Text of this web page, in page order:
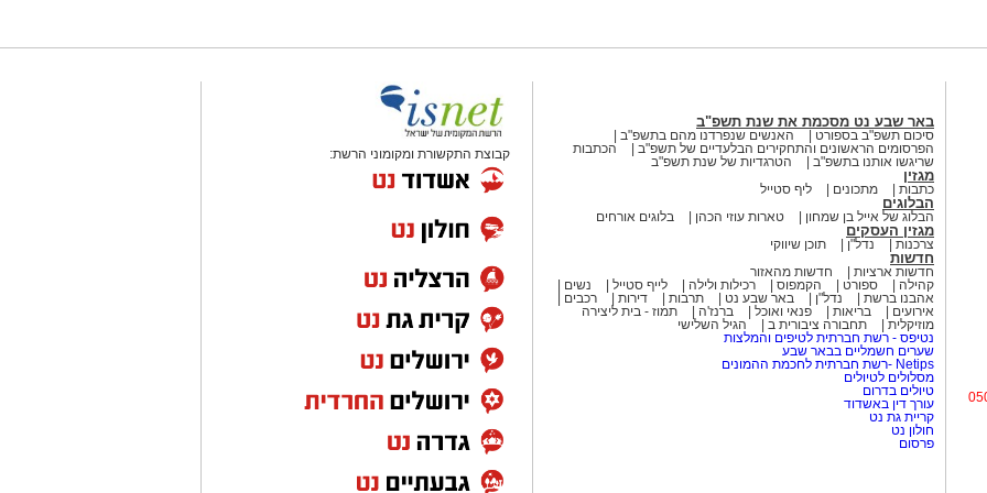
בכירי כללית וסורוקה
של הצוותים
טיפול איכותי גם
סורוקה מקבוצת כללית, צוין
לאחר תקופה ממושכת שבה פעלה
העברת המטופלים והציוד, והמחלקה
כחלק מהיערכות מוקדמת של סורוקה
כלל המחלקות הפנימיות למתחם
בבניין הכירורגי הצפוני, וגרם
בין היתר נפגעו מערכות חיוניות
מערכות המיזוג והמעליות - כולן
ושיפוץ מקיפות בקומת המחלקות
באר שבע נט מסכמת את שנת תשפ"ב
סיכום תשפ"ב בספורט
האנשים שנפרדנו מהם בתשפ"ב
הפרסומים הראשונים והתחקירים הבלעדיים של תשפ"ב
הכתבות
שריגשו אותנו בתשפ"ב
הטרגדיות של שנת תשפ"ב
מגזין
כתבות מתכונים ליף סטייל
הבלוגים
הבלוג של אייל בן שמחון טארות עוזי הכהן בלוגים אורחים
מגזין העסקים
צרכנות נדל"ן תוכן שיווקי
חדשות
חדשות ארציות
חדשות מהאזור
קהילה
ספורט הקמפוס רכילות ולילה לייף סטייל
נשים
אהבנו ברשת
נדל"ן באר שבע נט תרבות דירות
רכבים
אירועים
בריאות פנאי ואוכל ברנז'ה
תמוז - בית ליצירה
מוזיקלית
תחבורה ציבורית ב
הגיל השלישי
נטיפס - רשת חברתית לטיפים והמלצות
שערים חשמליים בבאר שבע
Netips -רשת חברתית לחכמת ההמונים
מסלולים לטיולים
טיולים בדרום
עורך דין באשדוד
קריית גת נט
חולון נט
פרסום
קבוצת התקשורת ומקומוני הרשת: